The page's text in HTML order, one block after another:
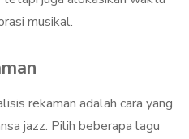
musikal.
rekaman adalah cara yang
jazz. Pilih beberapa lagu